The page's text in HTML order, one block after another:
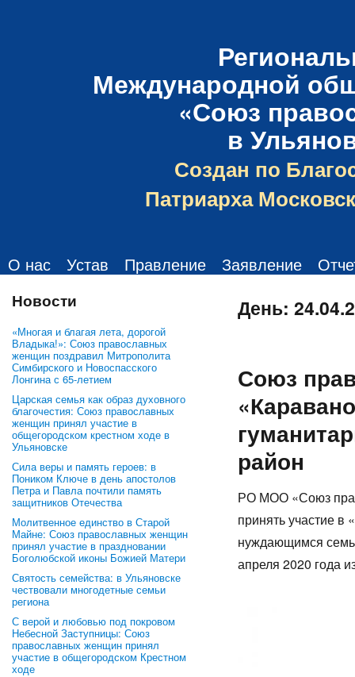
Международной
«Союз
в
Создан по
Патриарха
О нас Устав Правление Заявление
Новости
«Многая и благая лета, дорогой
Владыка!»: Союз православных
женщин поздравил Митрополита
Симбирского и Новоспасского
Лонгина с 65-летием
Царская семья как образ духовного
благочестия: Союз православных
женщин принял участие в
общегородском крестном ходе в
Ульяновске
Сила веры и память героев: в
Поником Ключе в день апостолов
Петра и Павла почтили память
защитников Отечества
Молитвенное единство в Старой
Майне: Союз православных женщин
принял участие в праздновании
Боголюбской иконы Божией Матери
Святость семейства: в Ульяновске
чествовали многодетные семьи
региона
С верой и любовью под покровом
Небесной Заступницы: Союз
православных женщин принял
участие в общегородском Крестном
ходе
День:
Союз
район
РО МОО «Союз
принять участие
нуждающимся
апреля 2020 года